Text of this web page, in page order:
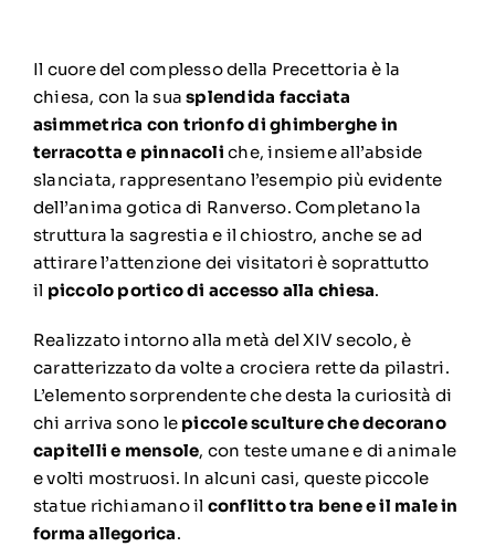
Il cuore del complesso della Precettoria è la
chiesa, con la suasplendida facciata
asimmetrica con trionfo di ghimberghe in
terracotta e pinnacoli che, insieme all’abside
slanciata, rappresentano l’esempio più evidente
dell’anima gotica di Ranverso. Completano la
struttura la sagrestia e il chiostro, anche se ad
attirare l’attenzione dei visitatori è soprattutto
il piccolo portico di accesso alla chiesa.
Realizzato intorno alla metà del XIV secolo, è
caratterizzato da volte a crociera rette da pilastri.
L’elemento sorprendente che desta la curiosità di
chi arriva sono le piccole sculture che decorano
capitelli e mensole, con teste umane e di animale
e volti mostruosi. In alcuni casi, queste piccole
statue richiamano il conflitto tra bene e il male in
forma allegorica.